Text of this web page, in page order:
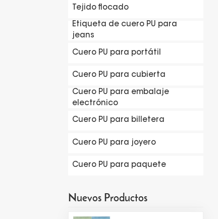
Tejido flocado
Etiqueta de cuero PU para
jeans
Cuero PU para portátil
Cuero PU para cubierta
Cuero PU para embalaje
electrónico
Cuero PU para billetera
Cuero PU para joyero
Cuero PU para paquete
Nuevos Productos